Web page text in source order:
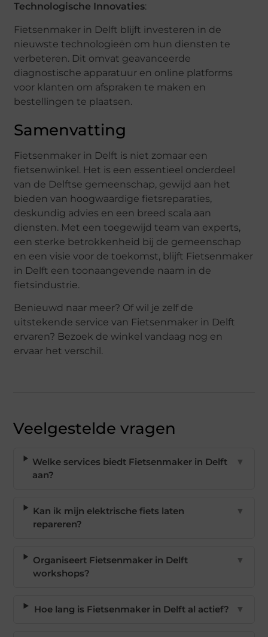
Technologische Innovaties:
Fietsenmaker in Delft blijft investeren in de
nieuwste technologieën om hun diensten te
verbeteren. Dit omvat geavanceerde
diagnostische apparatuur en online platforms
voor klanten om afspraken te maken en
bestellingen te plaatsen.
Samenvatting
Fietsenmaker in Delft is niet zomaar een
fietsenwinkel. Het is een essentieel onderdeel
van de Delftse gemeenschap, gewijd aan het
bieden van hoogwaardige fietsreparaties,
deskundig advies en een breed scala aan
diensten. Met een toegewijd team van experts,
een sterke betrokkenheid bij de gemeenschap
en een visie voor de toekomst, blijft Fietsenmaker
in Delft een toonaangevende naam in de
fietsindustrie.
Benieuwd naar meer? Of wil je zelf de
uitstekende service van Fietsenmaker in Delft
ervaren? Bezoek de winkel vandaag nog en
ervaar het verschil.
Veelgestelde vragen
Welke services biedt Fietsenmaker in Delft
aan?
▼
Kan ik mijn elektrische fiets laten
repareren?
▼
Organiseert Fietsenmaker in Delft
workshops?
▼
Hoe lang is Fietsenmaker in Delft al actief? ▼